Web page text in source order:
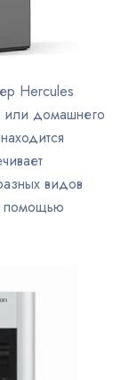
Hercules
или домашнего
видов
помощью